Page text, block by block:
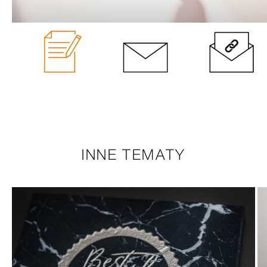
INNE TEMATY